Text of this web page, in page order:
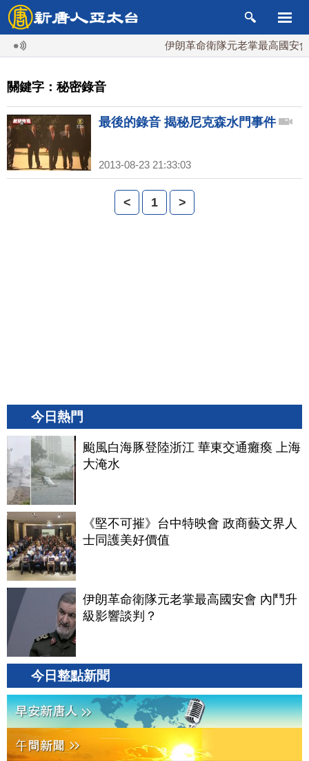
伊朗革命衛隊元老掌最高國安會
關鍵字：秘密錄音
最後的錄音 揭秘尼克森水門事件
2013-08-23 21:33:03
< 1 >
今日熱門
颱風白海豚登陸浙江 華東交通癱瘓 上海
大淹水
《堅不可摧》台中特映會 政商藝文界人
士同護美好價值
伊朗革命衛隊元老掌最高國安會 內鬥升
級影響談判？
今日整點新聞